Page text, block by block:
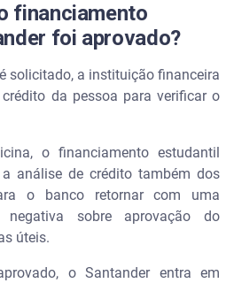
financiamento
foi aprovado?
solicitado, a instituição financeira
da pessoa para verificar o
o financiamento estudantil
análise de crédito também dos
o banco retornar com uma
sobre aprovação do
úteis.
o Santander entra em